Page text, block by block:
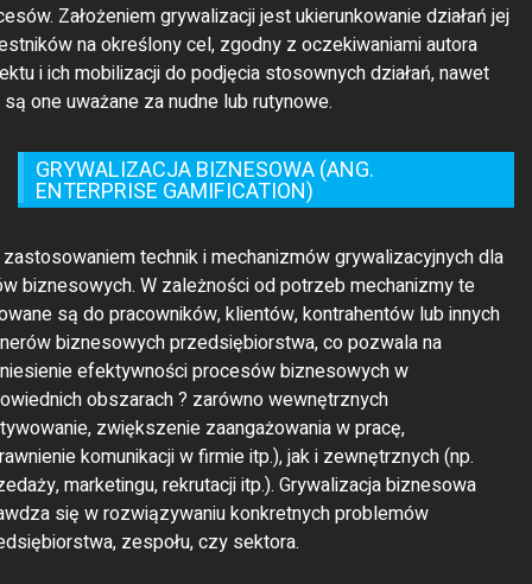
GRYWALIZACJA BIZNESOWA (ANG.
ENTERPRISE GAMIFICATION)
biznesowych. W zależności od potrzeb mechanizmy te
są do pracowników, klientów, kontrahentów lub innych
efektywności procesów biznesowych w
obszarach ? zarówno wewnętrznych
zwiększenie zaangażowania w pracę,
komunikacji w firmie itp.), jak i zewnętrznych (np.
marketingu, rekrutacji itp.). Grywalizacja biznesowa
się w rozwiązywaniu konkretnych problemów
zespołu, czy sektora.